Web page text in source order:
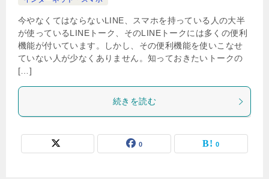
今やなくてはならないLINE、スマホを持っている人の大半
が使っているLINEトーク、そのLINEトークには多くの便利
機能が付いています。しかし、その便利機能を使いこなせ
ていない人が少なくありません。知っておきたいトークの
[…]
続きを読む
0 0